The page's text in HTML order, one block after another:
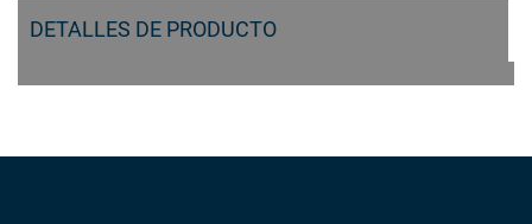
DETALLES DE PRODUCTO